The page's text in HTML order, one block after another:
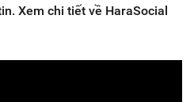
Xem chi tiết về HaraSocial